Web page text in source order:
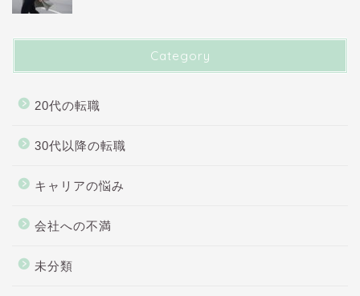
Category
20代の転職
30代以降の転職
キャリアの悩み
会社への不満
未分類